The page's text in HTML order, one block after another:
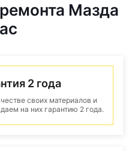
Мазда
2 года
своих материалов и
на них гарантию 2 года.